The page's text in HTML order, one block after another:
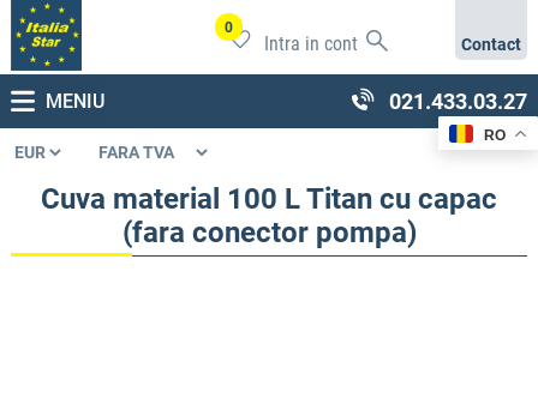
0
Intra in cont Contact
MENIU 021.433.03.27
Cuva material 100 L Titan cu capac
(fara conector pompa)
RO